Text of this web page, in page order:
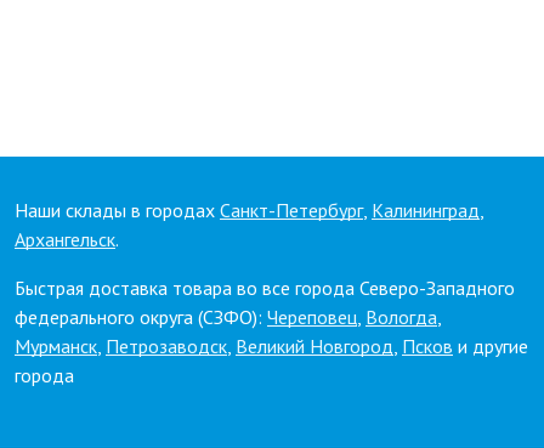
Наши склады в городах Санкт-Петербург, Калининград,
Архангельск.
Быстрая доставка товара во все города Северо-Западного
федерального округа (СЗФО): Череповец, Вологда,
Мурманск, Петрозаводск, Великий Новгород, Псков и другие
города